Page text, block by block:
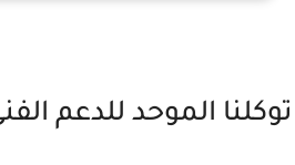
الموحد للدعم